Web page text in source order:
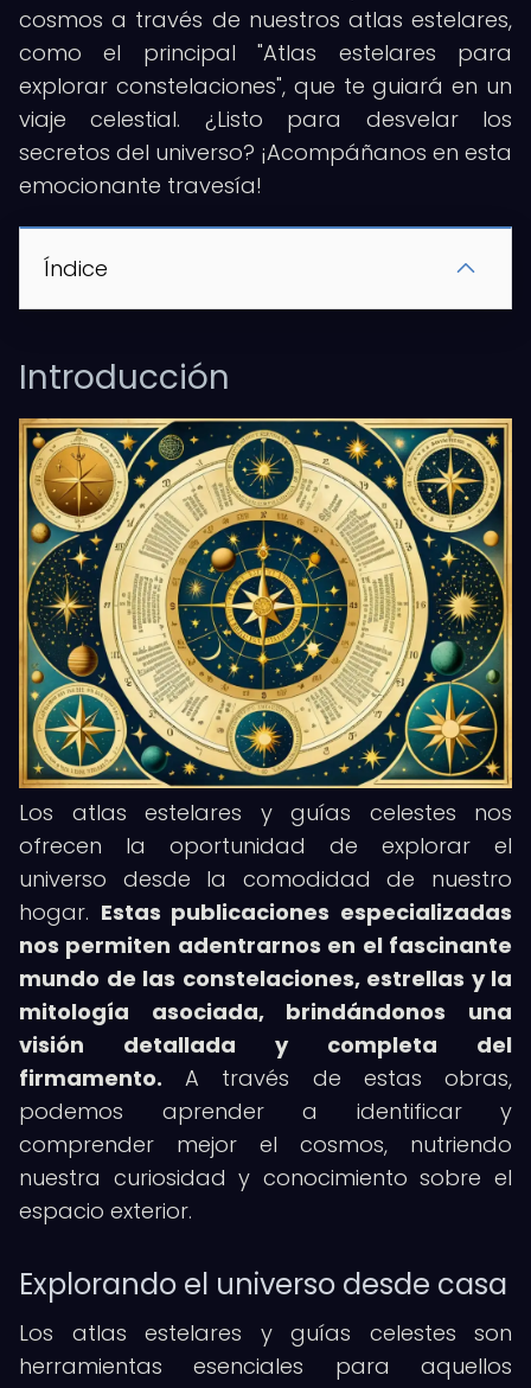
cosmos a través de nuestros atlas estelares,
como el principal "Atlas estelares para
explorar constelaciones", que te guiará en un
viaje celestial. ¿Listo para desvelar los
secretos del universo? ¡Acompáñanos en esta
emocionante travesía!
Índice
Introducción
Los atlas estelares y guías celestes nos
ofrecen la oportunidad de explorar el
universo desde la comodidad de nuestro
hogar. Estas publicaciones especializadas
nos permiten adentrarnos en el fascinante
mundo de las constelaciones, estrellas y la
mitología asociada, brindándonos una
visión detallada y completa del
firmamento. A través de estas obras,
podemos aprender a identificar y
comprender mejor el cosmos, nutriendo
nuestra curiosidad y conocimiento sobre el
espacio exterior.
Explorando el universo desde casa
Los atlas estelares y guías celestes son
herramientas esenciales para aquellos